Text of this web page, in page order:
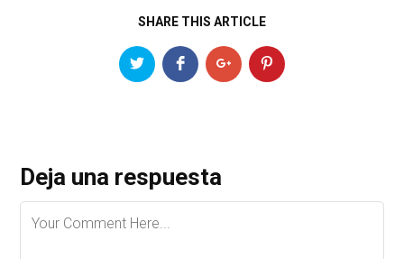
SHARE THIS ARTICLE
Deja una respuesta